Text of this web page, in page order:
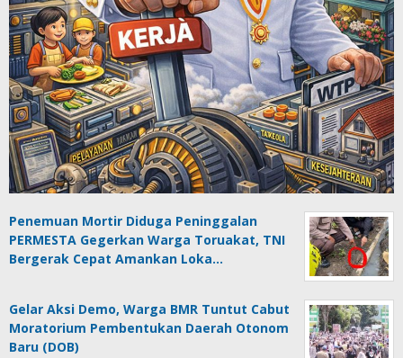
Penemuan Mortir Diduga Peninggalan
PERMESTA Gegerkan Warga Toruakat, TNI
Bergerak Cepat Amankan Loka…
Gelar Aksi Demo, Warga BMR Tuntut Cabut
Moratorium Pembentukan Daerah Otonom
Baru (DOB)